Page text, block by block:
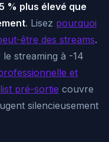
% plus élevé que
. Lisez pourquoi
être des streams.
streaming à -14
et
pré-sortie couvre
silencieusement